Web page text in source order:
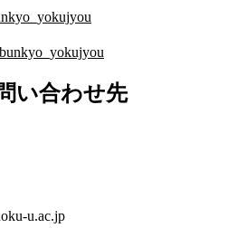
い合わせ先
u.ac.jp